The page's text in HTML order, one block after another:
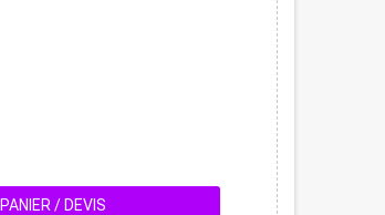
/ DEVIS